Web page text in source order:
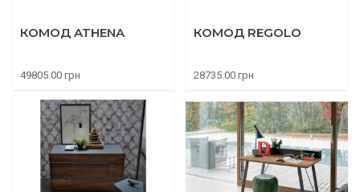
КОМОД ATHENA
49805.00 грн
КОМОД REGOLO
28735.00 грн